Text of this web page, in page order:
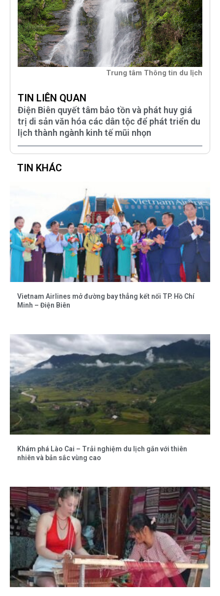
Trung tâm Thông tin du lịch
TIN LIÊN QUAN
Điện Biên quyết tâm bảo tồn và phát huy giá
trị di sản văn hóa các dân tộc để phát triển du
lịch thành ngành kinh tế mũi nhọn
TIN KHÁC
Vietnam Airlines mở đường bay thẳng kết nối TP. Hồ Chí
Minh – Điện Biên
Khám phá Lào Cai – Trải nghiệm du lịch gắn với thiên
nhiên và bản sắc vùng cao